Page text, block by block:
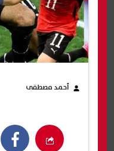
أحمد مصطفى